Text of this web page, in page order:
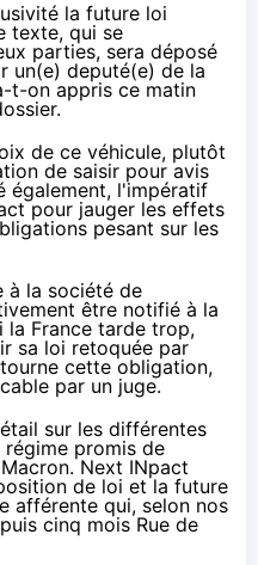
la future loi
texte, qui se
parties, sera déposé
un(e) deputé(e) de la
t-on appris ce matin
de ce véhicule, plutôt
de saisir pour avis
également, l'impératif
pour jauger les effets
pesant sur les
à la société de
être notifié à la
la France tarde trop,
sa loi retoquée par
cette obligation,
par un juge.
sur les différentes
promis de
Next INpact
de loi et la future
afférente qui, selon nos
cinq mois Rue de